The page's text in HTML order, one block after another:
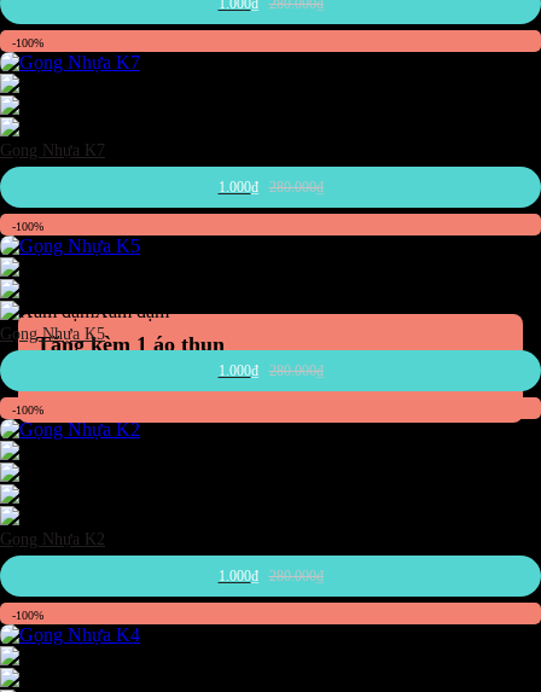
Tặng kèm 1 áo thun
1.000₫ 280.000₫
-100%
Gọng Nhựa K7
1.000₫ 280.000₫
-100%
Xám đậm
Gọng Nhựa K5
1.000₫ 280.000₫
-100%
Gọng Nhựa K2
1.000₫ 280.000₫
-100%